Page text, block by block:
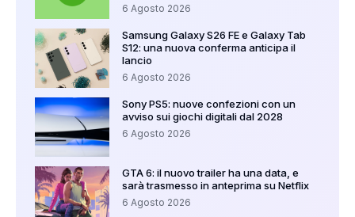
6 Agosto 2026
Samsung Galaxy S26 FE e Galaxy Tab
S12: una nuova conferma anticipa il
lancio
6 Agosto 2026
Sony PS5: nuove confezioni con un
avviso sui giochi digitali dal 2028
6 Agosto 2026
GTA 6: il nuovo trailer ha una data, e
sarà trasmesso in anteprima su Netflix
6 Agosto 2026